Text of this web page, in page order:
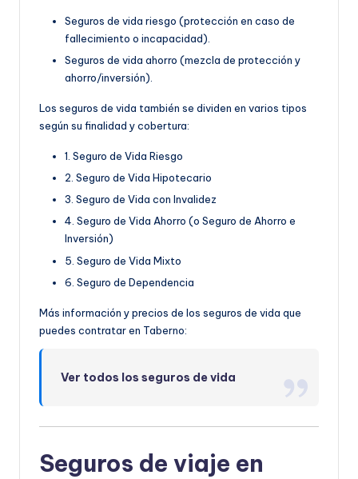
Seguros de vida riesgo (protección en caso de
fallecimiento o incapacidad).
Seguros de vida ahorro (mezcla de protección y
ahorro/inversión).
Los seguros de vida también se dividen en varios tipos
según su finalidad y cobertura:
1. Seguro de Vida Riesgo
2. Seguro de Vida Hipotecario
3. Seguro de Vida con Invalidez
4. Seguro de Vida Ahorro (o Seguro de Ahorro e
Inversión)
5. Seguro de Vida Mixto
6. Seguro de Dependencia
Más información y precios de los seguros de vida que
puedes contratar en Taberno:
Ver todos los seguros de vida
Seguros de viaje en